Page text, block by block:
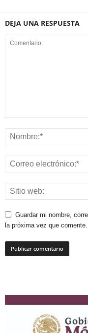
DEJA UNA RESPUESTA
Guardar mi nombre,
la próxima vez que comente.